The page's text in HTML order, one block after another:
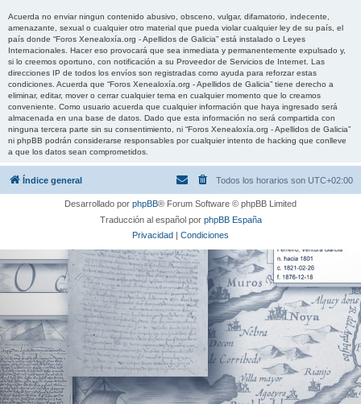
Acuerda no enviar ningun contenido abusivo, obsceno, vulgar, difamatorio, indecente,
amenazante, sexual o cualquier otro material que pueda violar cualquier ley de su país, el
país donde “Foros Xenealoxía.org - Apellidos de Galicia” está instalado o Leyes
Internacionales. Hacer eso provocará que sea inmediata y permanentemente expulsado y,
si lo creemos oportuno, con notificación a su Proveedor de Servicios de Internet. Las
direcciones IP de todos los envíos son registradas como ayuda para reforzar estas
condiciones. Acuerda que “Foros Xenealoxía.org - Apellidos de Galicia” tiene derecho a
eliminar, editar, mover o cerrar cualquier tema en cualquier momento que lo creamos
conveniente. Como usuario acuerda que cualquier información que haya ingresado será
almacenada en una base de datos. Dado que esta información no será compartida con
ninguna tercera parte sin su consentimiento, ni “Foros Xenealoxía.org - Apellidos de Galicia”
ni phpBB podrán considerarse responsables por cualquier intento de hacking que conlleve
a que los datos sean comprometidos.
Índice general Todos los horarios son UTC+02:00
Desarrollado por phpBB® Forum Software © phpBB Limited
Traducción al español por phpBB España
Privacidad | Condiciones